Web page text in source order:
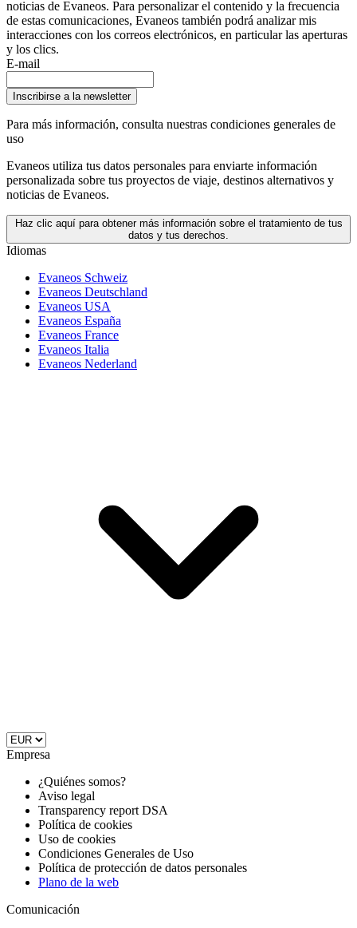
noticias de Evaneos. Para personalizar el contenido y la frecuencia
de estas comunicaciones, Evaneos también podrá analizar mis
interacciones con los correos electrónicos, en particular las aperturas
y los clics.
E-mail
Inscribirse a la newsletter
Para más información, consulta nuestras condiciones generales de
uso
Evaneos utiliza tus datos personales para enviarte información
personalizada sobre tus proyectos de viaje, destinos alternativos y
noticias de Evaneos.
Haz clic aquí para obtener más información sobre el tratamiento de tus
datos y tus derechos.
Idiomas
Evaneos Schweiz
Evaneos Deutschland
Evaneos USA
Evaneos España
Evaneos France
Evaneos Italia
Evaneos Nederland
Empresa
¿Quiénes somos?
Aviso legal
Transparency report DSA
Política de cookies
Uso de cookies
Condiciones Generales de Uso
Política de protección de datos personales
Plano de la web
Comunicación